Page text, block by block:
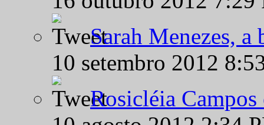
Sarah Menezes,
10 setembro 2012
Rosicléia